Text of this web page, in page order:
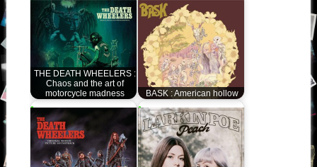
THE DEATH WHEELERS :
Chaos and the art of
motorcycle madness
BASK : American hollow